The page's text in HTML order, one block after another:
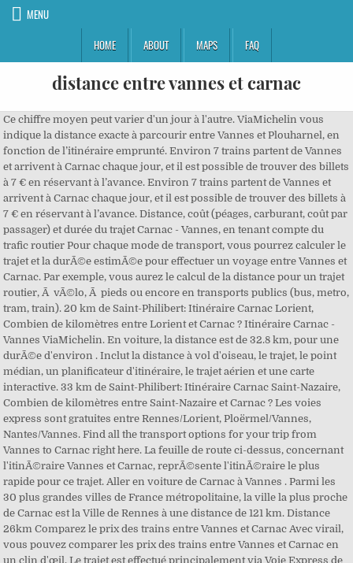
MENU
HOME
ABOUT MAPS FAQ
distance entre vannes et carnac
Ce chiffre moyen peut varier d'un jour à l'autre. ViaMichelin vous indique la distance exacte à parcourir entre Vannes et Plouharnel, en fonction de l’itinéraire emprunté. Environ 7 trains partent de Vannes et arrivent à Carnac chaque jour, et il est possible de trouver des billets à 7 € en réservant à l’avance. Environ 7 trains partent de Vannes et arrivent à Carnac chaque jour, et il est possible de trouver des billets à 7 € en réservant à l’avance. Distance, coût (péages, carburant, coût par passager) et durée du trajet Carnac - Vannes, en tenant compte du trafic routier Pour chaque mode de transport, vous pourrez calculer le trajet et la durÃ©e estimÃ©e pour effectuer un voyage entre Vannes et Carnac. Par exemple, vous aurez le calcul de la distance pour un trajet routier, Ã vÃ©lo, Ã pieds ou encore en transports publics (bus, metro, tram, train). 20 km de Saint-Philibert: Itinéraire Carnac Lorient, Combien de kilomètres entre Lorient et Carnac ? Itinéraire Carnac - Vannes ViaMichelin. En voiture, la distance est de 32.8 km, pour une durÃ©e d'environ . Inclut la distance à vol d'oiseau, le trajet, le point médian, un planificateur d'itinéraire, le trajet aérien et une carte interactive. 33 km de Saint-Philibert: Itinéraire Carnac Saint-Nazaire, Combien de kilomètres entre Saint-Nazaire et Carnac ? Les voies express sont gratuites entre Rennes/Lorient, Ploërmel/Vannes, Nantes/Vannes. Find all the transport options for your trip from Vannes to Carnac right here. La feuille de route ci-dessus, concernant l'itinÃ©raire Vannes et Carnac, reprÃ©sente l'itinÃ©raire le plus rapide pour ce trajet. Aller en voiture de Carnac à Vannes . Parmi les 30 plus grandes villes de France métropolitaine, la ville la plus proche de Carnac est la Ville de Rennes à une distance de 121 km. Distance 26km Comparez le prix des trains entre Vannes et Carnac Avec virail, vous pouvez comparer les prix des trains entre Vannes et Carnac en un clin d'œil. Le trajet est effectué principalement via Voie Express de Nantes à Brest et D 768. Vannes est situÃ© dans la rÃ©gion Bretagne et Carnac est situÃ© dans la rÃ©gion Bretagne. C'est également la manière la plus rapide. Nous avons estimé le coût de votre trajet à 4.11€ pour une voiture avec du "Diesel" pour carburant. TEL: 02 97 57 00 25 - FAX : 02 97 57 20 10 sarlhuby@yahoo.fr Ne perdez plus votre temps à chercher votre billet pas cher ou votre trajet le plus rapide ou avec le moins de km, Mappy vous permet de comparer tous les modes de transport et tous les horaires pour votre itinéraire de Nantes à Carnac (en prenant en compte le trafic en temps réel). Distance entre Carnac à Vannes La distance entre Carnac et Vannes est de 33 kilomètres, il vous faudra h pour rejoindre Vannes en voiture avec une vitesse moyenne de 56km/h. http://www.mobilboard.com/fr/agence/segway/carnac, Thermometre Frontal Infrarouge 2 en 1 : Température du corps, surface et objets. Environ 7 trains partent de Vannes et arrivent à Carnac chaque jour, et il est possible de trouver des billets à 7 € en réservant à l’avance. La distance à parcourir est calculée à 143.6 kilomètres. Il faut en moyenne 1 h 13 min pour parcourir en train la distance de 26 km entre Vannes et Carnac. La distance entre Vannes et Carnac est de 26 km. Le point médian du trajet se trouve aux coordonnées suivantes : . Distance entre Vannes (France) et Colmar (France) en kilomètres et miles en voiture (auto, bus, moto) et en avion (à vol d'oiseau), durée - temps trajet et itinéraire sur la carte. Le point médian géographique entre Rennes et Carnac se situe à 59,92 km de distance entre les deux points, le relèvement est de 241,15°.Il est situé ici : France, Metropolitan France, Brittany, Morbihan, Vannes, Caro (France, France métropolitaine, Bretagne, Morbihan, Vannes, Caro). Prenez connaissance des emplacements des radars automatiques autour de Carnac pour ne pas avoir de mauvaises surprises durant votre voyage. Distance entre Vannes à Carnac La distance entre Vannes et Carnac est de 34 kilomètres, il vous faudra h pour rejoindre Carnac en voiture avec une vitesse moyenne de 60km/h. C'est le meilleur itinéraire pour aller de Vannes à Brest. Sur la carte routière, le trajet Carnac - Vannes à parcourir en voiture ou en autocar (les itinéraires des train étant souvent très différents) indique une distance de km et le temps du voyage est de .. Il ya 307.13 km de distance entre Vannes et Blois et il ya 387 km par la route.. Durée du voyage de Vannes à Blois: 3 heures 34 minutes. Calculer combien de kilomètres, coûts de carburant, heures de vol et heures de voyage de Carnac Vannes La distance la plus courte (à vol d'oiseau) entre Carnac et Vannes est de 25,26 km. Itinéraire de Carnac à Vannes 34 min 2,30 € Départ à 18h13, arrivée prévue à 18h46 Distance : 31,5 km Carburant : 2,30 € Prix basé sur une voiture de taille moyenne - B7 (Gazole) ViaMichelin vous accompagne dans la détermination du meilleur itinéraire pour vous au travers de différentes options et vous propose par défaut 2 à 3 itinéraires dont le coût, la distance et le temps varient. Le temps de conduite sera approximativement de . La distance entre Vannes et Carnac est de 25.6 km en ligne doite (Ã vol d'oiseau). Trajet par route: -- (- ) D'après le planificateur d'itinéraire, le trajet le plus court entre Carnac et Nantes est de . Trouver toutes les options de transport pour votre voyage de Vannes à Carnac-Plage ici. Il faut en moyenne 1 h 13 min pour parcourir en train la distance de 26 km entre Vannes et Carnac. Distance: 121,66 km. Bien entendu toutes les distances présentes sur cette page sont calculées à vol d'oiseau! Venir à Vannes. Prendre à droite et rejoindre D768 (4,9 (7,1 15. En voiture : le réseau routier morbihannais et breton vous permet de vous déplacer en toute facilité. Si vous dÃ©sirez consulter l'itinÃ©raire entre Vannes et Carnac en Bus, mÃ©tro, tramway ou en train, il suffit de revenir au formulaire en haut de page et de changer le mode de voyage en choisissant "Transports Publics" et de valider ensuite. ViaMichelin vous accompagne dans la détermination du meilleur itinéraire pour vous au travers de différentes options et vous propose par défaut 2 à 3 itinéraires dont le coût, la distance et … Ainsi faites des économies sur le coût ou la durée, en trouvant le trajet Carnac Vannes adapté à vos besoins. Distance entre Carnac-Plage (Bretagne) et Vannes (Bretagne) en voiture, vélo, à pieds ou en transports publics (bus, tram, metro, train). Sur la carte routière, le trajet Laillé - Vannes à parcourir en voiture ou en autocar (les itinéraires des train étant souvent très différents) indique une distance de km et le temps du voyage est de .. Départ à 11h12, arrivée prévue à 11h49 Distance : 32,9 km Carburant : 2,40 € Elle permet aussi le calcul de l'itinÃ©raire en transport en donnant diverses indications sur les distances et diffÃ©rents trajets entre ces 2 villes. Cette page vous premet de calculer un itinÃ©raire routier entre Vannes et Carnac, le calcul d'itinÃ©raire autoroute. ViaMichelin vous indique la distance exacte à parcourir entre Vannes et Baden, en fonction de l’itinéraire emprunté. Vous pourrez aussi vous rendre au lien ci-aprÃ¨s pour prendre connaissances de l'itinÃ©raire retour entre Carnac et Vannes, ainsi que les diffÃ©rentes durÃ©es des trajets. Durée du voyage de Vannes à Brest: 1 heure 52 min. Calculer combien de kilomètres, coûts de carburant La distance à parcourir de Carnac-Plage à Vannes-Meucon Airport est de 42.6 km pour une durée totale d'environ 1h33mn . En ligne droite, la distance Carnac - Vannes est de km. Environ 6 trains partent de Carnac et arrivent à Vannes chaque jour, et il est possible de trouver des billets à 7 € en réservant à l’avance. En vÃ©lo la distance est de pour une durÃ©e de trajet de . La distance entre Carnac Morbihan et Arradon Morbihan est de ....La durée de conduite estimée pour le trajet est de ... et la route principale pour cet itinéraire est le ....La distance à vol d'oiseau entre Carnac et Arradon est de . Distance entre Carnac (France) et Vannes (France) en kilomètres et miles en voiture (auto, bus, moto) et en avion (à vol d'oiseau), durée - temps trajet et itinéraire sur la carte. Le point médian du trajet se trouve aux coordonnées suivantes : . Ce chiffre moyen peut varier d'un jour à l'autre. Le trajet le plus rapide en voiture entre Vannes et Carnac se fait en 0 heures 31 minutes.La distance à parcourir entre les deux communes morbihannaise est calculée à 33 kilomètres.Le trajet est effectué principalement via Voie Express de Nantes à Brest et … Distance: 25,26 km. Environ 9 trains partent de Vannes et arrivent à Plouharnel—Carnac chaque jour, et il est possible de trouver des billets à 8,40 € en réservant à l’avance. Itinéraire de Carnac à Vannes 33 min 2,25 € Départ à 12h59, arrivée prévue à 13h33 Distance : 31,4 km ... Passer par Carnac et continuer D119 sur 700 mètres (4,1 km - 7 min) 13. La distance à parcourir entre les deux communes morbihannaise est calculée à 33 kilomètres. Le trajet Vannes / Carnac sera mis Ã jour en consÃ©quence. Le rapport entre la distance calculÃ©e (entre Vannes et Carnac) et la distance en ligne droite (Ã vol d'oiseau) est de 1.28 : donc la distance de l'itinÃ©raire calculÃ© est Ã©quivalent Ã 128% de la distance en ligne droite. Vérifiez la carte et calculez l'itinéraire entre les deux villes. Ainsi, nous réaliserons vos trajets locaux sur Vannes et sa région et vos déplacements toutes distances. La distance pour cet itinÃ©raire (32.8 km) dÃ©passe de 7.20 km la distance en ligne droite (25.6 km). Durée du voyage de Vannes à Blois: 3 heures 34 minutes. Le rapport entre la distance calculée (entre Vannes et Carnac) et la distance en ligne droite (à vol d'oiseau) est de 1.28 : donc la distance de l'itinéraire calculé est équivalent à 128% de la distance en ligne droite . Le point médian géographique entre Carnac et Rennes se situe à 59,92 km de distance entre les deux points, le r